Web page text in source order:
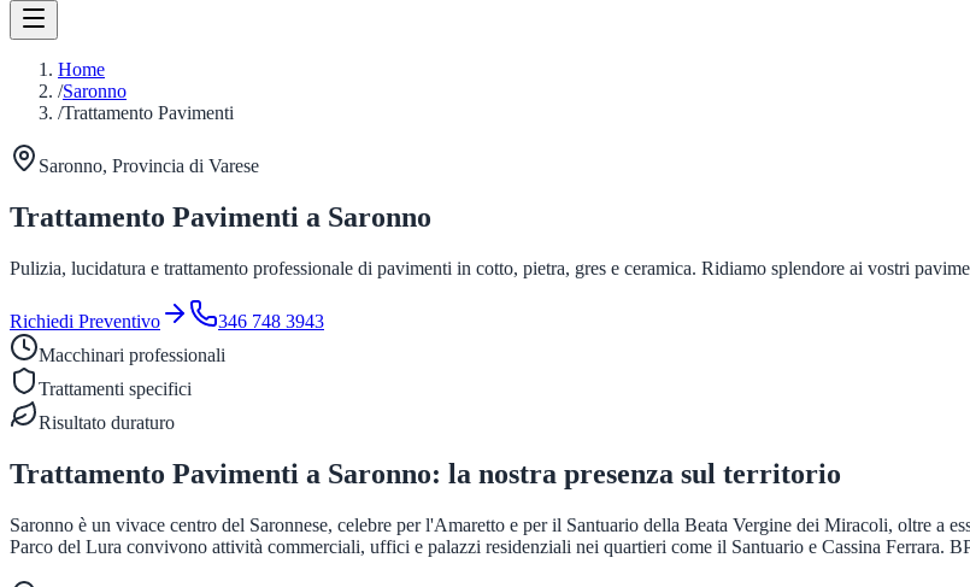
Home
/Saronno
/Trattamento Pavimenti
Saronno, Provincia di Varese
Trattamento Pavimenti a Saronno
Pulizia, lucidatura e trattamento professionale di pavimenti in cotto, pietra, gres e ceramica. Ridiamo splendore ai vostri
Richiedi Preventivo
346 748 3943
Macchinari professionali
Trattamenti specifici
Risultato duraturo
Trattamento Pavimenti a Saronno: la nostra presenza sul territorio
Saronno è un vivace centro del Saronnese, celebre per l'Amaretto e per il Santuario della Beata Vergine dei Miracoli, oltre a
Parco del Lura convivono attività commerciali, uffici e palazzi residenziali nei quartieri come il Santuario e Cassina Ferrara.